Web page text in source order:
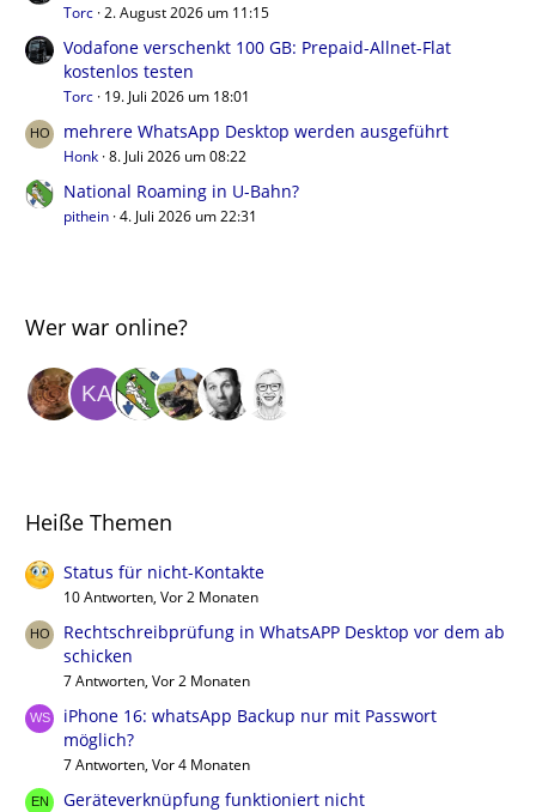
Torc 2. August 2026 um 11:15
Vodafone verschenkt 100 GB: Prepaid-Allnet-Flat
kostenlos testen
Torc 19. Juli 2026 um 18:01
mehrere WhatsApp Desktop werden ausgeführt
Honk 8. Juli 2026 um 08:22
National Roaming in U-Bahn?
pithein 4. Juli 2026 um 22:31
Wer war online?
Heiße Themen
Status für nicht-Kontakte
10 Antworten, Vor 2 Monaten
Rechtschreibprüfung in WhatsAPP Desktop vor dem ab
schicken
7 Antworten, Vor 2 Monaten
iPhone 16: whatsApp Backup nur mit Passwort
möglich?
7 Antworten, Vor 4 Monaten
Geräteverknüpfung funktioniert nicht